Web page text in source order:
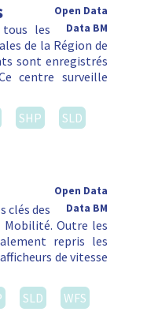
Open Data
Data BM
les
de la Région de
sont enregistrés
centre surveille
SHP
SLD
Open Data
Data BM
clés des
Mobilité. Outre les
repris les
de vitesse
SLD
WFS